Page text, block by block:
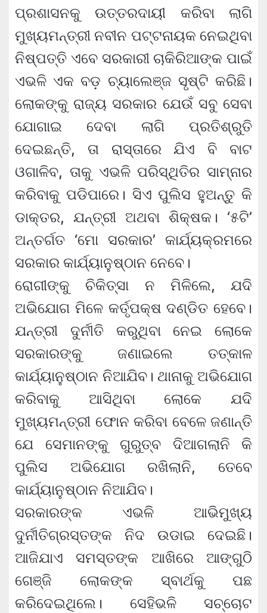
ପ୍ରଶାସନକୁ ଉତ୍ତରଦାୟୀ କରିବା ଲାଗି
ମୁଖ୍ୟମନ୍ତ୍ରୀ ନବୀନ ପଟ୍ଟନାୟକ ନେଇଥିବା
ନିଷ୍ପତ୍ତି ଏବେ ସରକାରୀ ଚାକିରିଆଙ୍କ ପାଇଁ
ଏଭଳି ଏକ ବଡ଼ ଚ୍ୟାଲେଞ୍ଜ ସୃଷ୍ଟି କରିଛି।
ଲୋକଙ୍କୁ ରାଜ୍ୟ ସରକାର ଯେଉଁ ସବୁ ସେବା
ଯୋଗାଇ ଦେବା ଲାଗି ପ୍ରତିଶ୍ରୁତି
ଦେଇଛନ୍ତି, ତା ରାସ୍ତାରେ ଯିଏ ବି ବାଟ
ଓଗାଳିବ, ତାକୁ ଏଭଳି ପରିସ୍ଥିତିର ସାମ୍ନାର
କରିବାକୁ ପଡିପାରେ। ସିଏ ପୁଲିସ ହୁଅନ୍ତୁ କି
ଡାକ୍ତର, ଯନ୍ତ୍ରୀ ଅଥବା ଶିକ୍ଷକ। ‘୫ଟି’
ଅନ୍ତର୍ଗତ ‘ମୋ ସରକାର’ କାର୍ଯ୍ୟକ୍ରମରେ
ସରକାର କାର୍ଯ୍ୟାନୁଷ୍ଠାନ ନେବେ।
ରୋଗୀଙ୍କୁ ଚିକିତ୍ସା ନ ମିଳିଲେ, ଯଦି
ଅଭିଯୋଗ ମିଳେ କର୍ତୃପକ୍ଷ ଦଣ୍ଡିତ ହେବେ।
ଯନ୍ତ୍ରୀ ଦୁର୍ନୀତି କରୁଥିବା ନେଇ ଲୋକେ
ସରକାରଙ୍କୁ ଜଣାଇଲେ ତତ୍କାଳ
କାର୍ଯ୍ୟାନୁଷ୍ଠାନ ନିଆଯିବ। ଥାନାକୁ ଅଭିଯୋଗ
କରିବାକୁ ଆସିଥିବା ଲୋକେ ଯଦି
ମୁଖ୍ୟମନ୍ତ୍ରୀ ଫୋନ କରିବା ବେଳେ ଜଣାନ୍ତି
ଯେ ସେମାନଙ୍କୁ ଗୁରୁତ୍ବ ଦିଆଗଲାନି କି
ପୁଲିସ ଅଭିଯୋଗ ରଖିଲାନି, ତେବେ
କାର୍ଯ୍ୟାନୁଷ୍ଠାନ ନିଆଯିବ।
ସରକାରଙ୍କ ଏଭଳି ଆଭିମୁଖ୍ୟ
ଦୁର୍ନୀତିଗ୍ରସ୍ତଙ୍କ ନିଦ ଉଡାଇ ଦେଇଛି।
ଆଜିଯାଏ ସମସ୍ତଙ୍କ ଆଖିରେ ଆଙ୍ଗୁଠି
ଗେଞ୍ଜି ଲୋକଙ୍କ ସ୍ବାର୍ଥକୁ ପଛ
କରିଦେଇଥିଲେ। ସେହିଭଳି ସଚ୍ଚୋଟ